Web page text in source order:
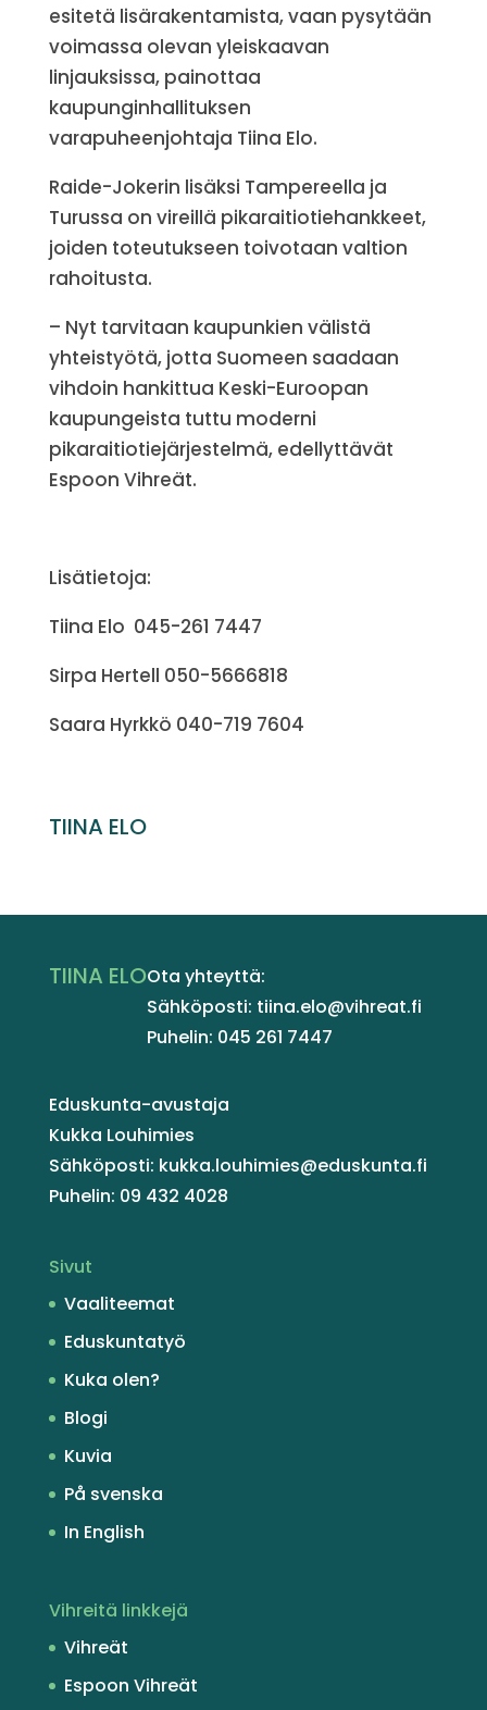
esitetä lisärakentamista, vaan pysytään
voimassa olevan yleiskaavan
linjauksissa, painottaa
kaupunginhallituksen
varapuheenjohtaja Tiina Elo.
Raide-Jokerin lisäksi Tampereella ja
Turussa on vireillä pikaraitiotiehankkeet,
joiden toteutukseen toivotaan valtion
rahoitusta.
– Nyt tarvitaan kaupunkien välistä
yhteistyötä, jotta Suomeen saadaan
vihdoin hankittua Keski-Euroopan
kaupungeista tuttu moderni
pikaraitiotiejärjestelmä, edellyttävät
Espoon Vihreät.
Lisätietoja:
Tiina Elo 045-261 7447
Sirpa Hertell 050-5666818
Saara Hyrkkö 040-719 7604
TIINA ELO
TIINA ELOOta yhteyttä:
Sähköposti: tiina.elo@vihreat.fi
Puhelin: 045 261 7447
Eduskunta-avustaja
Kukka Louhimies
Sähköposti: kukka.louhimies@eduskunta.fi
Puhelin: 09 432 4028
Sivut
Vaaliteemat
Eduskuntatyö
Kuka olen?
Blogi
Kuvia
På svenska
In English
Vihreitä linkkejä
Vihreät
Espoon Vihreät